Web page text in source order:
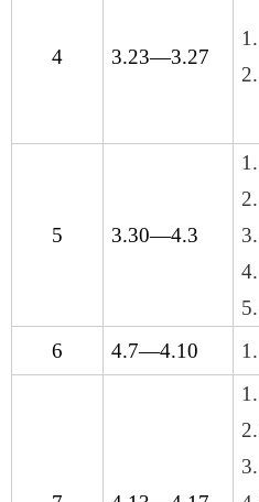
4 3.23—3.27
1.
2.
5 3.30—4.3
1.
2.
3.
4.
5.
6
4.7—4.10 1.
1.
2.
3.